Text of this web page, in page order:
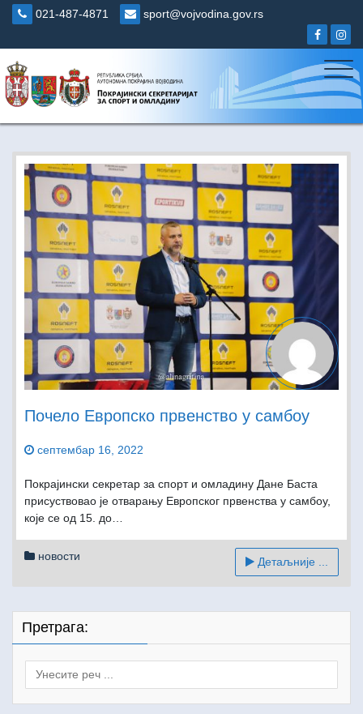
Skip
021-487-4871 sport@vojvodina.gov.rs
Почело Европско првенство у самбоу
септембар 16, 2022
Покрајински секретар за спорт и омладину Дане Баста
присуствовао је отварању Европског првенства у самбоу,
које се од 15. до…
новости Детаљније ...
Претрага:
Search